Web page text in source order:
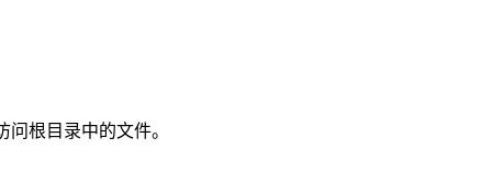
根目录中的文件。